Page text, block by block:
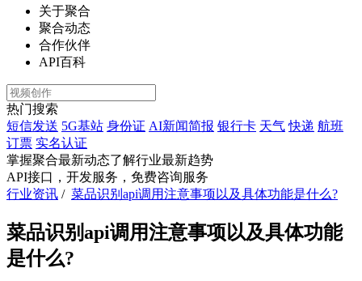
关于聚合
聚合动态
合作伙伴
API百科
热门搜索
短信发送 5G基站 身份证 AI新闻简报 银行卡 天气 快递 航班
订票 实名认证
掌握聚合最新动态了解行业最新趋势
API接口，开发服务，免费咨询服务
行业资讯 / 菜品识别api调用注意事项以及具体功能是什么?
菜品识别api调用注意事项以及具体功能
是什么?